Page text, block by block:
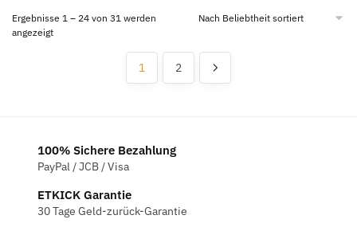
€159.00€139.00.
€169.00€139.00.
Ergebnisse 1 – 24 von 31 werden
angezeigtNach
1 2
100% Sichere Bezahlung
PayPal / JCB / Visa
ETKICK Garantie
30 Tage Geld-zurück-Garantie